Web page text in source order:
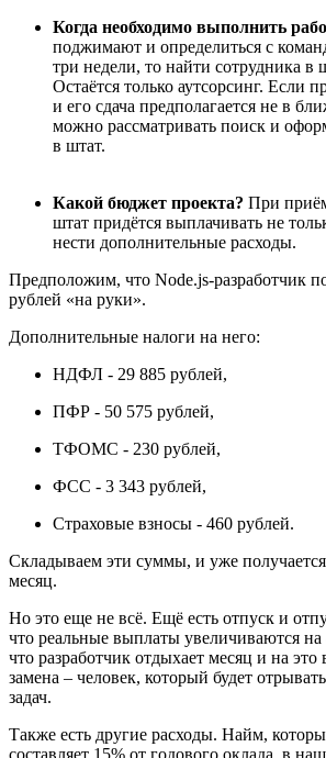
Когда необходимо выполнить
поджимают и определиться с
три недели, то найти сотрудника в
Остаётся только аутсорсинг. Если
и его сдача предполагается не в
можно рассматривать поиск и
в штат.
Какой бюджет проекта? При
штат придётся выплачивать не
нести дополнительные расходы.
Предположим, что Node.js-разработчик
рублей «на руки».
Дополнительные налоги на него:
НДФЛ - 29 885 рублей,
ПФР - 50 575 рублей,
ТФОМС - 230 рублей,
ФСС - 3 343 рублей,
Страховые взносы - 460 рублей.
Складываем эти суммы, и уже
месяц.
Но это еще не всё. Ещё есть отпуск и
что реальные выплаты увеличиваются
что разработчик отдыхает месяц и на это
замена – человек, который будет
задач.
Также есть другие расходы. Найм,
составляет 15% от годового оклада, в